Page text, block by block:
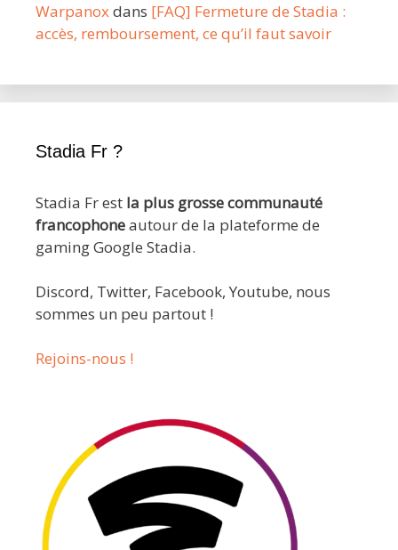
Warpanoxdans [FAQ] Fermeture de Stadia :
accès, remboursement, ce qu’il faut savoir
Stadia Fr ?
Stadia Fr est la plus grosse communauté
francophoneautour de la plateforme de
gaming Google Stadia.
Discord, Twitter, Facebook, Youtube, nous
sommes un peu partout !
Rejoins-nous !